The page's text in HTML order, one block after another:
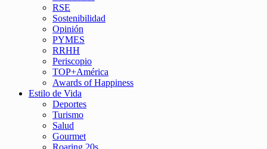
RSE
Sostenibilidad
Opinión
PYMES
RRHH
Periscopio
TOP+América
Awards of Happiness
Estilo de Vida
Deportes
Turismo
Salud
Gourmet
Roaring 20s